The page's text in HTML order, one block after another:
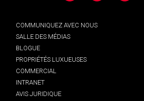
COMMUNIQUEZ AVEC NOUS
SALLE DES MÉDIAS
BLOGUE
PROPRIÉTÉS LUXUEUSES
COMMERCIAL
INTRANET
AVIS JURIDIQUE